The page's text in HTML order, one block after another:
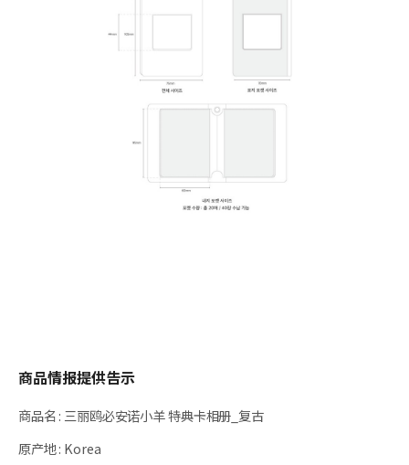
商品情报提供告示
商品名: 三丽鸥必安诺小羊 特典卡相册_复古
原产地: Korea